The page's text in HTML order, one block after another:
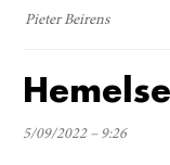
Pieter Beirens
5/09/2022 – 9:26